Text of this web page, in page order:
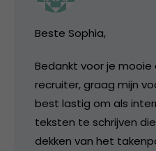
Beste Sophia,
Bedankt voor je mooie
recruiter, graag mijn
best lastig om als
teksten te schrijven
dekken van het